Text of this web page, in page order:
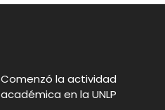
Comenzó la actividad
académica en la UNLP